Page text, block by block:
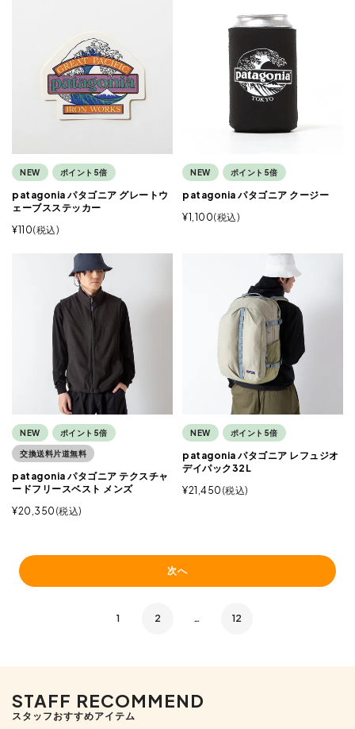
NEW ポイント5倍
patagonia パタゴニア グレートウ
ェーブスステッカー
¥110 税込
NEW ポイント5倍
patagonia パタゴニア クージー
¥1,100 税込
NEW ポイント5倍
交換送料片道無料
patagonia パタゴニア テクスチャ
ードフリースベスト メンズ
¥20,350 税込
NEW ポイント5倍
patagonia パタゴニア レフュジオ
デイパック32L
¥21,450 税込
次へ
1 2 … 12
STAFF RECOMMEND
スタッフおすすめアイテム